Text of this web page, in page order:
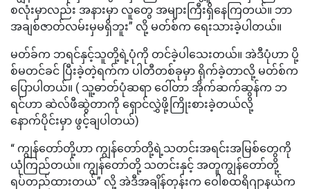
စလုံးမှာလည်း အနားမှာ လူတွေ အများကြီးရှိနေကြတယ်။ ဘာ
အချစ်ဇာတ်လမ်းမှမရှိဘူး” လို့ မတ်စ်က ရေးသားခဲ့ပါတယ်။
မတ်ခ်က ဘရင်နှင့်သူတို့ရဲ့ပုံကို တင်ခဲ့ပါသေးတယ်။ အဲဒီပုံဟာ ပို့
စ်မတင်ခင် ပြီးခဲ့တဲ့ရက်က ပါတီတစ်ခုမှာ ရိုက်ခဲ့တာလို့ မတ်စ်က
ပြောပါတယ်။ ( သူ့ဓာတ်ပုံဆရာ ဝေါ်တာ အိုက်ဆက်ဆွန်က ဘ
ရင်ဟာ ဆဲလ်ဖီဆွဲတာကို ရှောင်လွှဲဖို့ကြိုးစားခဲ့တယ်လို့
နောက်ပိုင်းမှာ ဖွင့်ချပါတယ်)
“ ကျွန်တော်တို့ဟာ ကျွန်တော်တို့ရဲ့သတင်းအရင်းအမြစ်တွေကို
ယုံကြည်တယ်။ ကျွန်တော်တို့ သတင်းနှင့် အတူကျွန်တော်တို့
ရပ်တည်ထားတယ်” လို့ အဲဒီအချိန်တုန်းက ဝေါစထရိဂျာနယ်က